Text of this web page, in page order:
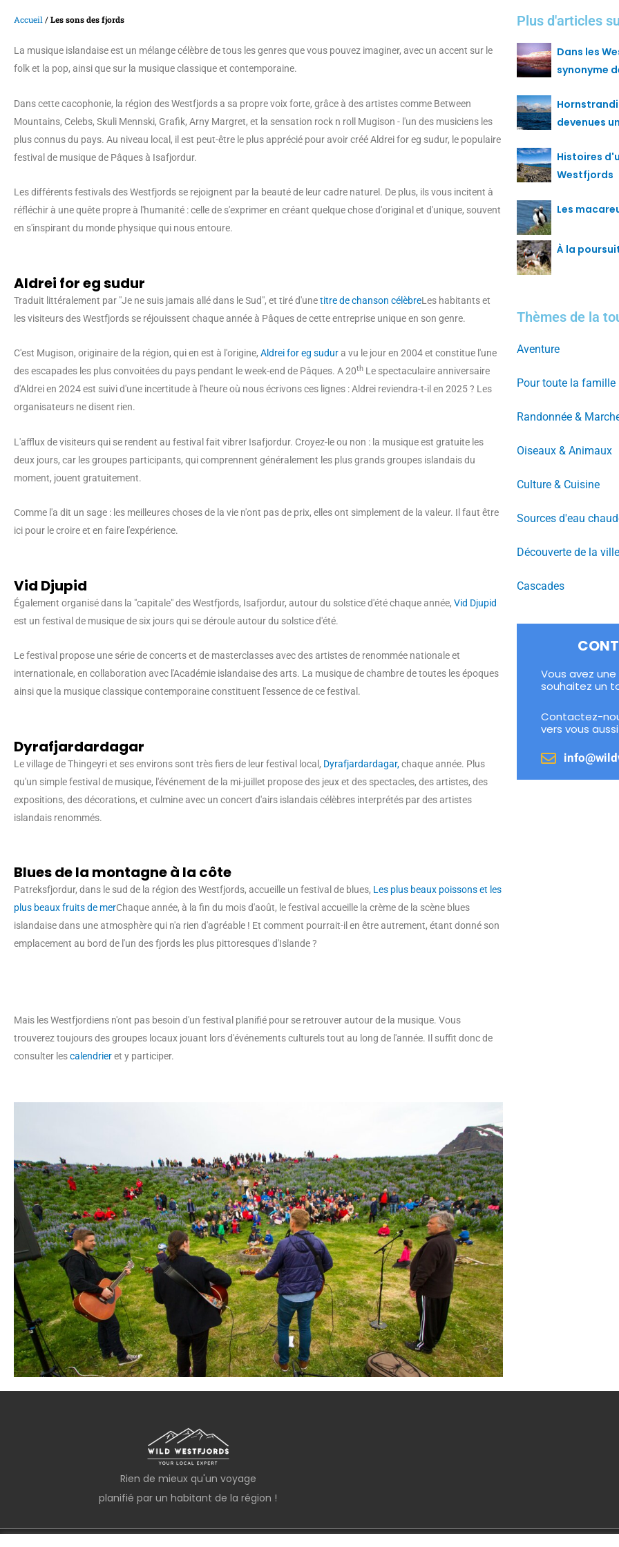
Accueil / Les sons des fjords
La musique islandaise est un mélange célèbre de tous les genres que vous pouvez imaginer, avec un accent sur le
folk et la pop, ainsi que sur la musique classique et contemporaine.
Dans cette cacophonie, la région des Westfjords a sa propre voix forte, grâce à des artistes comme Between
Mountains, Celebs, Skuli Mennski, Grafik, Arny Margret, et la sensation rock n roll Mugison - l'un des musiciens les
plus connus du pays. Au niveau local, il est peut-être le plus apprécié pour avoir créé Aldrei for eg sudur, le populaire
festival de musique de Pâques à Isafjordur.
Les différents festivals des Westfjords se rejoignent par la beauté de leur cadre naturel. De plus, ils vous incitent à
réfléchir à une quête propre à l'humanité : celle de s'exprimer en créant quelque chose d'original et d'unique, souvent
en s'inspirant du monde physique qui nous entoure.
Aldrei for eg sudur
Traduit littéralement par "Je ne suis jamais allé dans le Sud", et tiré d'unetitre de chanson célèbreLes habitants et
les visiteurs des Westfjords se réjouissent chaque année à Pâques de cette entreprise unique en son genre.
C'est Mugison, originaire de la région, qui en est à l'origine, Aldrei for eg sudura vu le jour en 2004 et constitue l'une
des escapades les plus convoitées du pays pendant le week-end de Pâques. A 20th Le spectaculaire anniversaire
d'Aldrei en 2024 est suivi d'une incertitude à l'heure où nous écrivons ces lignes : Aldrei reviendra-t-il en 2025 ? Les
organisateurs ne disent rien.
L'afflux de visiteurs qui se rendent au festival fait vibrer Isafjordur. Croyez-le ou non : la musique est gratuite les
deux jours, car les groupes participants, qui comprennent généralement les plus grands groupes islandais du
moment, jouent gratuitement.
Comme l'a dit un sage : les meilleures choses de la vie n'ont pas de prix, elles ont simplement de la valeur. Il faut être
ici pour le croire et en faire l'expérience.
Vid Djupid
Également organisé dans la "capitale" des Westfjords, Isafjordur, autour du solstice d'été chaque année, Vid Djupid
est un festival de musique de six jours qui se déroule autour du solstice d'été.
Le festival propose une série de concerts et de masterclasses avec des artistes de renommée nationale et
internationale, en collaboration avec l'Académie islandaise des arts. La musique de chambre de toutes les époques
ainsi que la musique classique contemporaine constituent l'essence de ce festival.
Dyrafjardardagar
Le village de Thingeyri et ses environs sont très fiers de leur festival local, Dyrafjardardagar,chaque année. Plus
qu'un simple festival de musique, l'événement de la mi-juillet propose des jeux et des spectacles, des artistes, des
expositions, des décorations, et culmine avec un concert d'airs islandais célèbres interprétés par des artistes
islandais renommés.
Blues de la montagne à la côte
Patreksfjordur, dans le sud de la région des Westfjords, accueille un festival de blues, Les plus beaux poissons et les
plus beaux fruits de merChaque année, à la fin du mois d'août, le festival accueille la crème de la scène blues
islandaise dans une atmosphère qui n'a rien d'agréable ! Et comment pourrait-il en être autrement, étant donné son
emplacement au bord de l'un des fjords les plus pittoresques d'Islande ?
Mais les Westfjordiens n'ont pas besoin d'un festival planifié pour se retrouver autour de la musique. Vous
trouverez toujours des groupes locaux jouant lors d'événements culturels tout au long de l'année. Il suffit donc de
consulter lescalendrieret y participer.
Plus d'articles
Dans les
synonyme
devenues
Histoires
Westfjords
Les
À la
Thèmes de la
Aventure
Pour toute la famille
Randonnée &
Oiseaux & Animaux
Culture & Cuisine
Sources d'eau
Découverte de la ville
Cascades
Vous avez
souhaitez un
Contactez-
vers vous
Rien de mieux qu'un voyage
planifié par un habitant de la région !